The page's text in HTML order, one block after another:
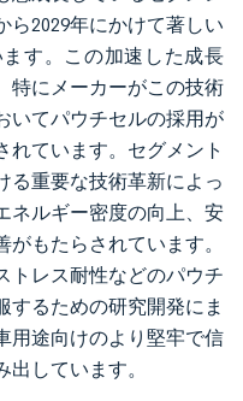
ら2029年にかけて著しい
す。この加速した成長
特にメーカーがこの技術
いてパウチセルの採用が
れています。セグメント
る重要な技術革新によっ
ネルギー密度の向上、安
もたらされています。
トレス耐性などのパウチ
するための研究開発にま
用途向けのより堅牢で信
しています。